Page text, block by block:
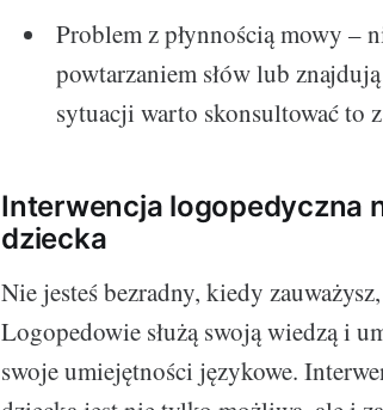
Problem z płynnością mowy –
powtarzaniem słów lub
sytuacji warto skonsultować to
Interwencja logopedyczna
dziecka
Nie jesteś bezradny, kiedy
Logopedowie służą swoją wiedzą i
swoje umiejętności językowe.